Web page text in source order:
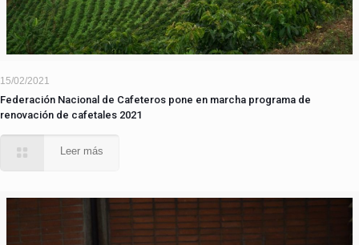
15/02/2021
Federación Nacional de Cafeteros pone en marcha programa de
renovación de cafetales 2021
Leer más